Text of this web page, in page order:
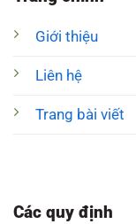
Giới thiệu
Liên hệ
Trang bài viết
Các quy định